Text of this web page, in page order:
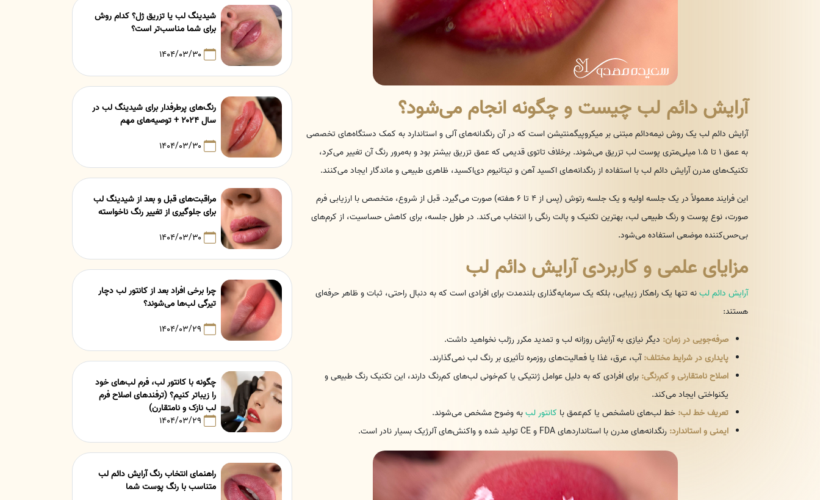
آرایش دائم لب چیست و چگونه انجام می‌شود؟
آرایش دائم لب یک روش نیمه‌دائم مبتنی بر میکروپیگمنتیشن است که در آن رنگدانه‌های آلی و استاندارد به کمک دستگاه‌های تخصصی
به عمق ۱ تا ۱.۵ میلی‌متری پوست لب تزریق می‌شوند. برخلاف تاتوی قدیمی که عمق تزریق بیشتر بود و به‌مرور رنگ آن تغییر می‌کرد،
تکنیک‌های مدرن آرایش دائم لب با استفاده از رنگدانه‌های اکسید آهن و تیتانیوم دی‌اکسید، ظاهری طبیعی و ماندگار ایجاد می‌کنند.
این فرایند معمولاً در یک جلسه اولیه و یک جلسه رتوش (پس از ۴ تا ۶ هفته) صورت می‌گیرد. قبل از شروع، متخصص با ارزیابی فرم
صورت، نوع پوست و رنگ طبیعی لب، بهترین تکنیک و پالت رنگی را انتخاب می‌کند. در طول جلسه، برای کاهش حساسیت، از کرم‌های
بی‌حس‌کننده موضعی استفاده می‌شود.
مزایای علمی و کاربردی آرایش دائم لب
آرایش دائم لبنه تنها یک راهکار زیبایی، بلکه یک سرمایه‌گذاری بلندمدت برای افرادی است که به دنبال راحتی، ثبات و ظاهر حرفه‌ای
هستند:
صرفه‌جویی در زمان: دیگر نیازی به آرایش روزانه لب و تمدید مکرر رژلب نخواهید داشت.
پایداری در شرایط مختلف:آب، عرق، غذا یا فعالیت‌های روزمره تأثیری بر رنگ لب نمی‌گذارند.
اصلاح نامتقارنی و کم‌رنگی: برای افرادی که به دلیل عوامل ژنتیکی یا کم‌خونی لب‌های کم‌رنگ دارند، این تکنیک رنگ طبیعی و
یکنواختی ایجاد می‌کند.
تعریف خط لب: خط لب‌های نامشخص یا کم‌عمق با کانتور لببه وضوح مشخص می‌شوند.
ایمنی و استاندارد: رنگدانه‌های مدرن با استانداردهای FDA و CE تولید شده و واکنش‌های آلرژیک بسیار نادر است.
شیدینگ لب یا تزریق ژل؟ کدام روش
برای شما مناسب‌تر است؟
۱۴۰۴/۰۳/۳۰
رنگ‌های پرطرفدار برای شیدینگ لب در
سال ۲۰۲۴ + توصیه‌های مهم
۱۴۰۴/۰۳/۳۰
مراقبت‌های قبل و بعد از شیدینگ لب
برای جلوگیری از تغییر رنگ ناخواسته
۱۴۰۴/۰۳/۳۰
چرا برخی افراد بعد از کانتور لب دچار
تیرگی لب‌ها می‌شوند؟
۱۴۰۴/۰۳/۲۹
چگونه با کانتور لب، فرم لب‌های خود
را زیباتر کنیم؟ (ترفندهای اصلاح فرم
لب نازک و نامتقارن)
۱۴۰۴/۰۳/۲۹
راهنمای انتخاب رنگ آرایش دائم لب
متناسب با رنگ پوست شما